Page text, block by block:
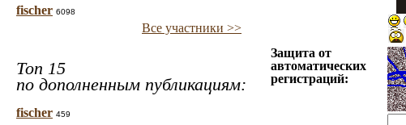
fischer 6098
Все участники >>
Топ 15
по дополненным публикациям:
fischer 459
Защита от
автоматических
регистраций: